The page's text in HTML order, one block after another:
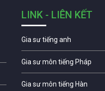
LINK - LIÊN KẾT
Gia sư tiếng anh
Gia sư môn tiếng Pháp
Gia sư môn tiếng Hàn